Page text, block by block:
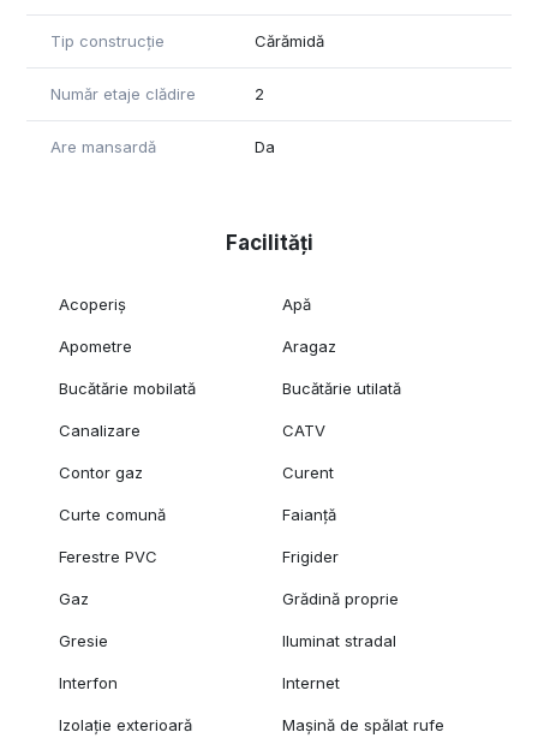
Tip construcție Cărămidă
Număr etaje clădire 2
Are mansardă Da
Facilități
Acoperiș Apă
Apometre Aragaz
Bucătărie mobilată Bucătărie utilată
Canalizare CATV
Contor gaz Curent
Curte comună Faianță
Ferestre PVC Frigider
Gaz Grădină proprie
Gresie Iluminat stradal
Interfon Internet
Izolație exterioară Mașină de spălat rufe